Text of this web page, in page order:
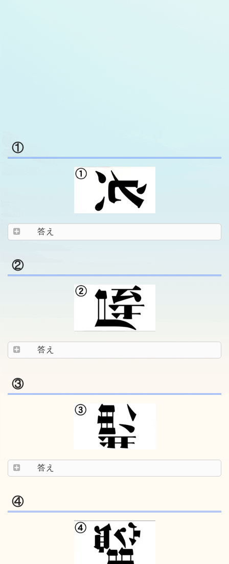
①
答え
②
答え
③
答え
④